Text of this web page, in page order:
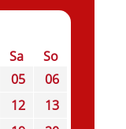
Sa
So
05
06
12
13